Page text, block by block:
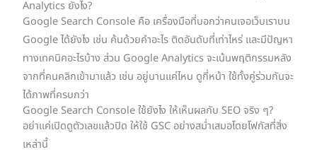
Analytics ยังไง?
Google Search Console คือ เครื่องมือที่บอกว่าคนเจอเว็บเราบน
Google ได้ยังไง เช่น ค้นด้วยคำอะไร ติดอันดับที่เท่าไหร่ และมีปัญหา
ทางเทคนิคอะไรบ้าง ส่วน Google Analytics จะเน้นพฤติกรรมหลัง
จากที่คนคลิกเข้ามาแล้ว เช่น อยู่นานแค่ไหน ดูกี่หน้า ใช้ทั้งคู่ร่วมกันจะ
ได้ภาพที่ครบกว่า
Google Search Console ใช้ยังไง ให้เห็นผลกับ SEO จริง ๆ?
อย่าแค่เปิดดูตัวเลขแล้วปิด ให้ใช้ GSC อย่างสม่ำเสมอโดยโฟกัสที่สิ่ง
เหล่านี้